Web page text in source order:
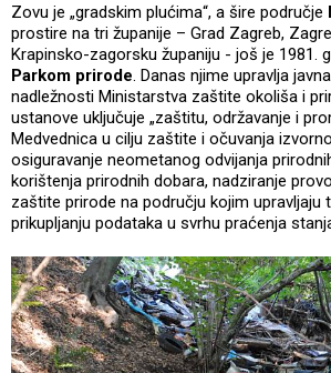
Zovu je „gradskim plućima“, a šire područje
prostire na tri županije – Grad Zagreb,
Krapinsko-zagorsku županiju - još je 1981.
Parkom prirode. Danas njime upravlja
nadležnosti Ministarstva zaštite okoliša i
ustanove uključuje „zaštitu, održavanje i
Medvednica u cilju zaštite i očuvanja
osiguravanje neometanog odvijanja
korištenja prirodnih dobara, nadziranje
zaštite prirode na području kojim upravljaju
prikupljanju podataka u svrhu praćenja